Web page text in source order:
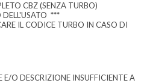
CBZ (SENZA TURBO)
DELL'USATO ***
IL CODICE TURBO IN CASO DI
O DESCRIZIONE INSUFFICIENTE A